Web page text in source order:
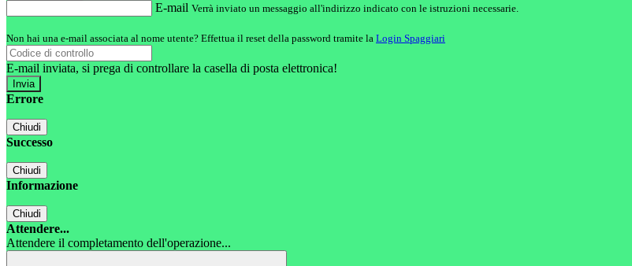
E-mail Verrà inviato un messaggio all'indirizzo indicato con le istruzioni necessarie.
Non hai una e-mail associata al nome utente? Effettua il reset della password tramite la Login Spaggiari
E-mail inviata, si prega di controllare la casella di posta elettronica!
Errore
Chiudi
Successo
Chiudi
Informazione
Chiudi
Attendere...
Attendere il completamento dell'operazione...